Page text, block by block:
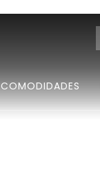
COMODIDADES